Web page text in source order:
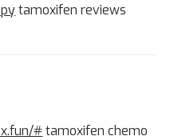
tamoxifen reviews
#tamoxifen chemo